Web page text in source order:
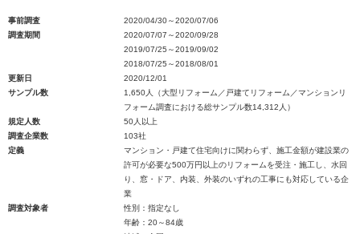
事前調査
2020/04/30～2020/07/06
調査期間
2020/07/07～2020/09/28
2019/07/25～2019/09/02
2018/07/25～2018/08/01
更新日
2020/12/01
サンプル数
1,650人（大型リフォーム／戸建てリフォーム／マンションリ
フォーム調査における総サンプル数14,312人）
規定人数
50人以上
調査企業数
103社
定義
マンション・戸建て住宅向けに関わらず、施工金額が建設業の
許可が必要な500万円以上のリフォームを受注・施工し、水回
り、窓・ドア、内装、外装のいずれの工事にも対応している企
業
調査対象者
性別：指定なし
年齢：20～84歳